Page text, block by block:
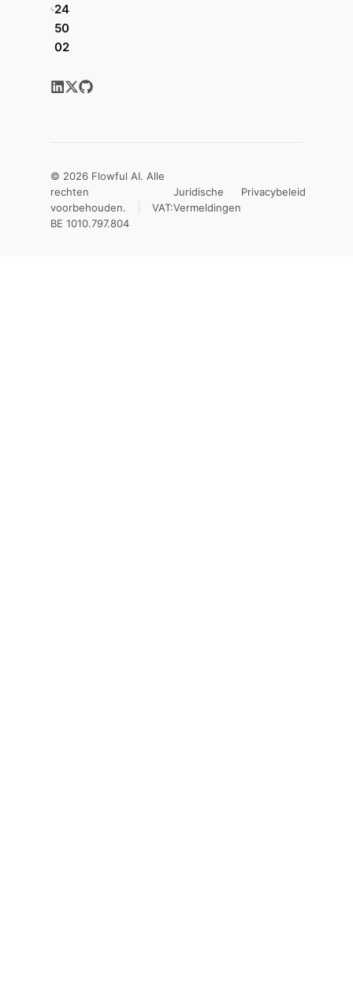
24
50
02
© 2026 Flowful AI. Alle
rechten
voorbehouden.
VAT:
BE 1010.797.804
Juridische
Vermeldingen
Privacybeleid